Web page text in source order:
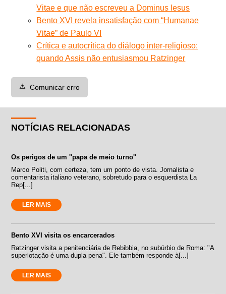
Vitae e que não escreveu a Dominus Iesus
Bento XVI revela insatisfação com “Humanae
Vitae” de Paulo VI
Crítica e autocrítica do diálogo inter-religioso:
quando Assis não entusiasmou Ratzinger
⚠️ Comunicar erro
NOTÍCIAS RELACIONADAS
Os perigos de um ''papa de meio turno''
Marco Politi, com certeza, tem um ponto de vista. Jornalista e
comentarista italiano veterano, sobretudo para o esquerdista La
Rep[...]
LER MAIS
Bento XVI visita os encarcerados
Ratzinger visita a penitenciária de Rebibbia, no subúrbio de Roma: "A
superlotação é uma dupla pena". Ele também responde à[...]
LER MAIS